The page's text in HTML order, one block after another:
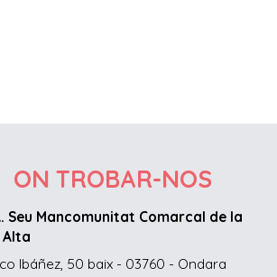
ON TROBAR-NOS
Seu Mancomunitat Comarcal de la
Alta
Ibáñez, 50 baix - 03760 - Ondara